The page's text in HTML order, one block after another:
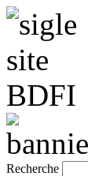
Recherche